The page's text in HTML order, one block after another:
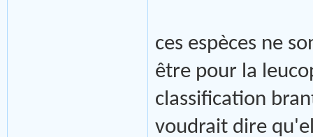
ces espèces ne
être pour la
classification
voudrait dire